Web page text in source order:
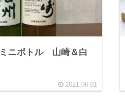
ニボトル 山崎＆白
2021.06.01